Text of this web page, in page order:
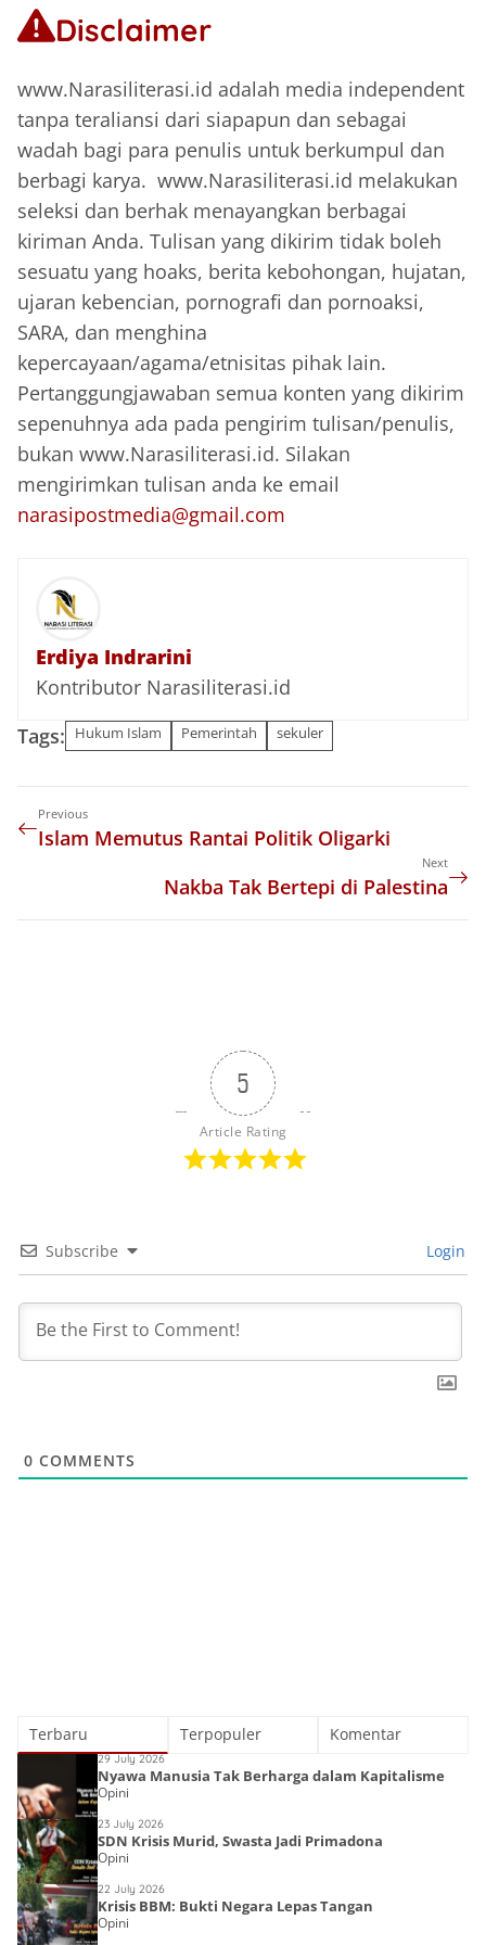
Disclaimer
www.Narasiliterasi.id adalah media independent
tanpa teraliansi dari siapapun dan sebagai
wadah bagi para penulis untuk berkumpul dan
berbagi karya. www.Narasiliterasi.id melakukan
seleksi dan berhak menayangkan berbagai
kiriman Anda. Tulisan yang dikirim tidak boleh
sesuatu yang hoaks, berita kebohongan, hujatan,
ujaran kebencian, pornografi dan pornoaksi,
SARA, dan menghina
kepercayaan/agama/etnisitas pihak lain.
Pertanggungjawaban semua konten yang dikirim
sepenuhnya ada pada pengirim tulisan/penulis,
bukan www.Narasiliterasi.id. Silakan
mengirimkan tulisan anda ke email
narasipostmedia@gmail.com
Erdiya Indrarini
Kontributor Narasiliterasi.id
Tags:
Hukum Islam Pemerintah sekuler
Previous
Islam Memutus Rantai Politik Oligarki
Next
Nakba Tak Bertepi di Palestina
5
Article Rating
Subscribe Login
0 COMMENTS
Terbaru Terpopuler Komentar
29 July 2026
Nyawa Manusia Tak Berharga dalam Kapitalisme
Opini
23 July 2026
SDN Krisis Murid, Swasta Jadi Primadona
Opini
22 July 2026
Krisis BBM: Bukti Negara Lepas Tangan
Opini